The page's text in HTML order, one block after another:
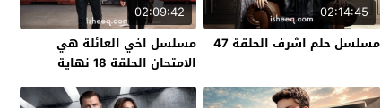
02:14:45
مسلسل حلم اشرف الحلقة 47
02:09:42
مسلسل اخي العائلة هي
الامتحان الحلقة 18 نهاية
الموسم